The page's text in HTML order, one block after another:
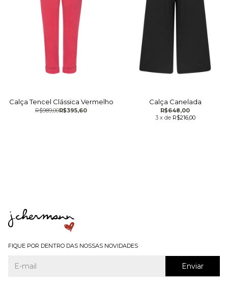
Calça Tencel Clássica Vermelho
R$395,60
R$989,00
Calça Canelada
R$648,00
3 x de R$216,00
FIQUE POR DENTRO DAS NOSSAS NOVIDADES